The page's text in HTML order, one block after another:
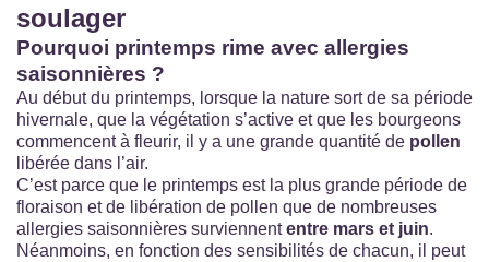
soulager
Pourquoi printemps rime avec allergies
saisonnières ?
Au début du printemps, lorsque la nature sort de sa période
hivernale, que la végétation s’active et que les bourgeons
commencent à fleurir, il y a une grande quantité de pollen
libérée dans l’air.
C’est parce que le printemps est la plus grande période de
floraison et de libération de pollen que de nombreuses
allergies saisonnières surviennententre mars et juin.
Néanmoins, en fonction des sensibilités de chacun, il peut